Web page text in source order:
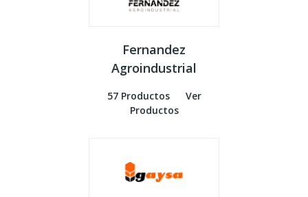
Fernandez
Agroindustrial
57 Productos
Ver
Productos